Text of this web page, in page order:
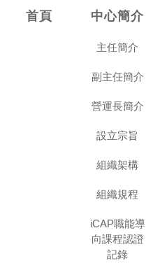
首頁 中心簡介
主任簡介
副主任簡介
營運長簡介
設立宗旨
組織架構
組織規程
iCAP職能導
向課程認證
記錄